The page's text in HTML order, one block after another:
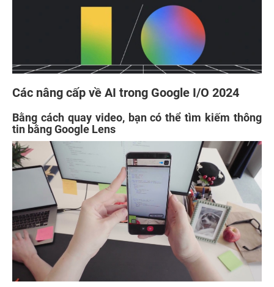
Các nâng cấp về AI trong Google I/O 2024
Bằng cách quay video, bạn có thể tìm kiếm thông
tin bằng Google Lens